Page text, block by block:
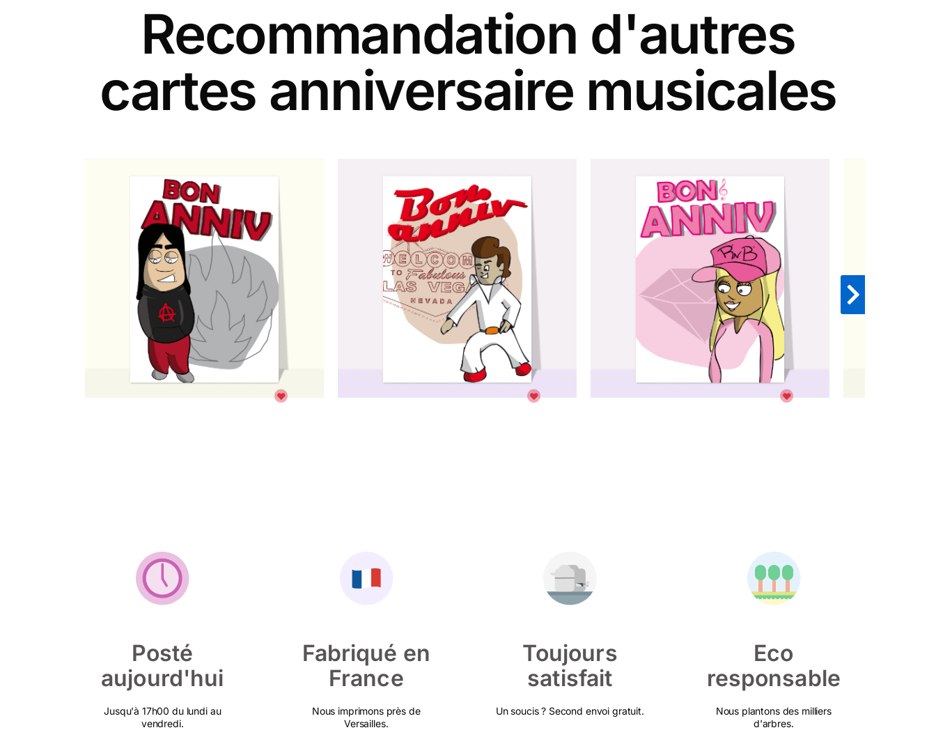
Recommandation d'autres
cartes anniversaire musicales
Posté
aujourd'hui
Jusqu'à 17h00 du lundi au
vendredi.
Fabriqué en
France
Nous imprimons près de
Versailles.
Toujours
satisfait
Un soucis ? Second envoi gratuit.
Eco
responsable
Nous plantons des milliers
d'arbres.